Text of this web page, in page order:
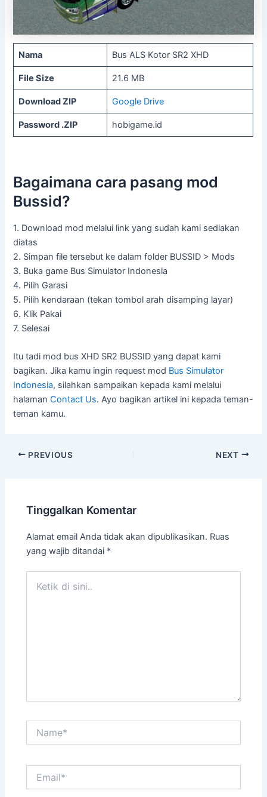
Nama Bus ALS Kotor SR2 XHD
File Size 21.6 MB
Download ZIP Google Drive
Password .ZIP hobigame.id
Bagaimana cara pasang mod
Bussid?
1. Download mod melalui link yang sudah kami sediakan
diatas
2. Simpan file tersebut ke dalam folder BUSSID > Mods
3. Buka game Bus Simulator Indonesia
4. Pilih Garasi
5. Pilih kendaraan (tekan tombol arah disamping layar)
6. Klik Pakai
7. Selesai
Itu tadi mod bus XHD SR2 BUSSID yang dapat kami
bagikan. Jika kamu ingin request mod Bus Simulator
Indonesia, silahkan sampaikan kepada kami melalui
halamanContact Us. Ayo bagikan artikel ini kepada teman-
teman kamu.
PREVIOUS NEXT
Tinggalkan Komentar
Alamat email Anda tidak akan dipublikasikan. Ruas
yang wajib ditandai *